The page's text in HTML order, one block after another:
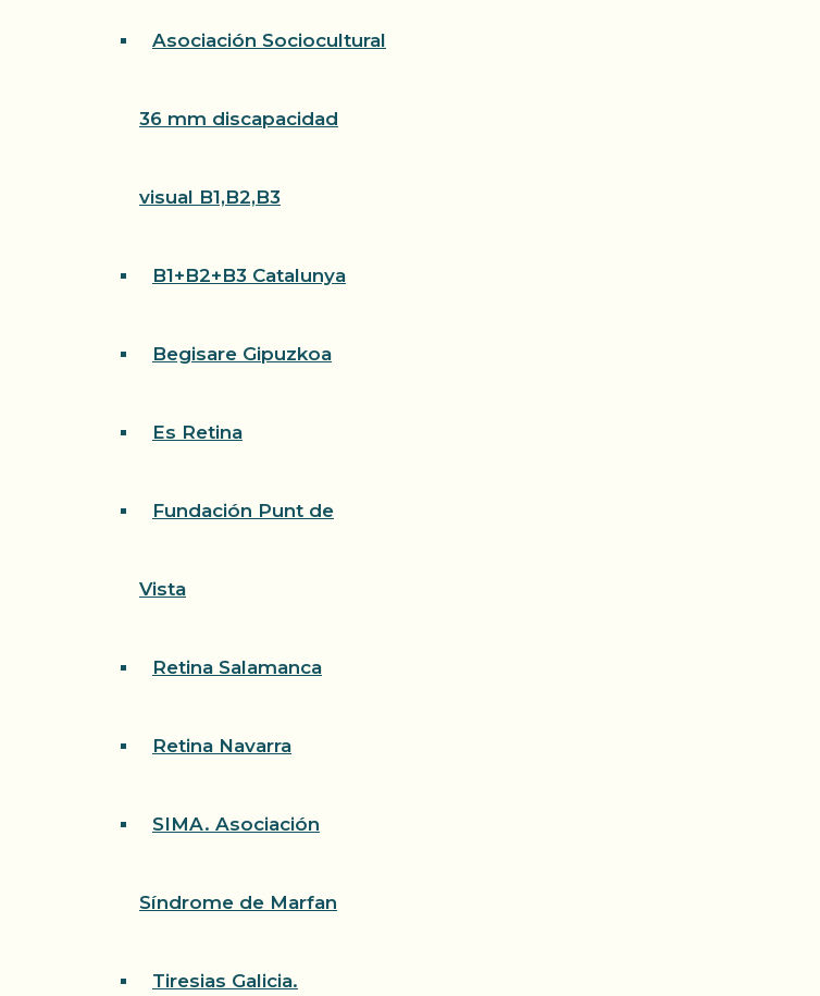
Asociación Sociocultural
36 mm discapacidad
visual B1,B2,B3
B1+B2+B3 Catalunya
Begisare Gipuzkoa
Es Retina
Fundación Punt de
Vista
Retina Salamanca
Retina Navarra
SIMA. Asociación
Síndrome de Marfan
Tiresias Galicia.